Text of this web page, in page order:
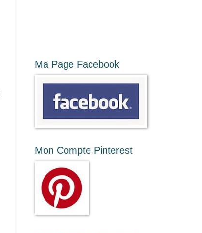
Ma Page Facebook
Mon Compte Pinterest